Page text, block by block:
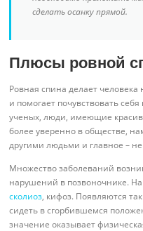
сделать осанку прямой.
Плюсы ровной
Ровная спина делает
и помогает почувствовать
ученых, люди, имеющие
более уверенно в обществе,
другими людьми и главное –
Множество заболеваний
нарушений в позвоночнике.
сколиоз, кифоз. Появляются
сидеть в сгорбившемся
значение оказывает